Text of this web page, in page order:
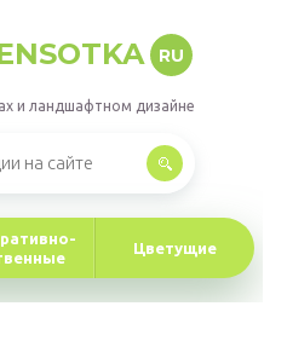
RU
и ландшафтном дизайне
Цветущие